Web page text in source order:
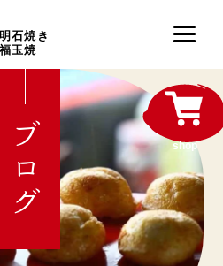
石焼き
玉焼
ブログ shop